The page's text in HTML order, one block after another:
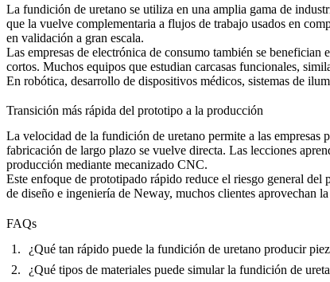
La fundición de uretano se utiliza en una amplia gama de
que la vuelve complementaria a flujos de trabajo usados en
en validación a gran escala.
Las empresas de electrónica de consumo también se
cortos. Muchos equipos que estudian carcasas funcionales,
En robótica, desarrollo de dispositivos médicos, sistemas de
Transición más rápida del prototipo a la producción
La velocidad de la fundición de uretano permite a las
fabricación de largo plazo se vuelve directa. Las lecciones
producción mediante mecanizado CNC.
Este enfoque de prototipado rápido reduce el riesgo general del
de diseño e ingeniería de Neway, muchos clientes aprovechan
FAQs
¿Qué tan rápido puede la fundición de uretano producir
¿Qué tipos de materiales puede simular la fundición de